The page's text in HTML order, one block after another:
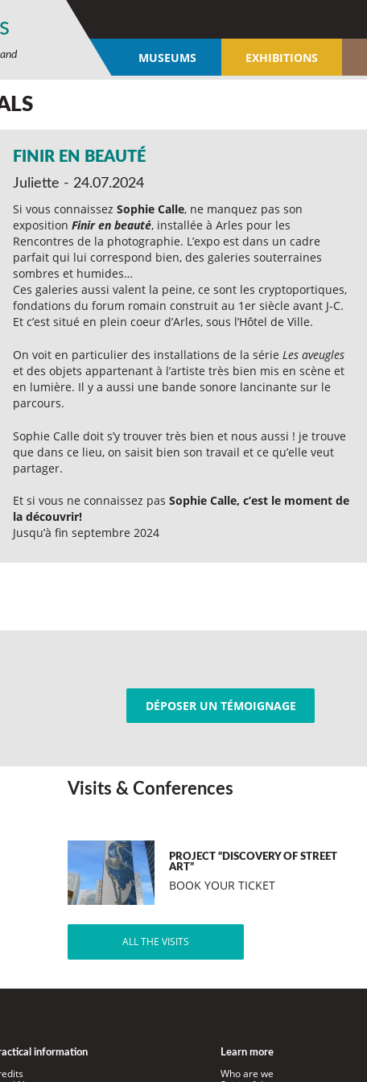
MUSEUMS EXHIBITIONS
FINIR EN BEAUTÉ
Juliette - 24.07.2024
Si vous connaissez Sophie Calle, ne manquez pas son
exposition Finir en beauté, installée à Arles pour les
Rencontres de la photographie. L’expo est dans un cadre
parfait qui lui correspond bien, des galeries souterraines
sombres et humides…
Ces galeries aussi valent la peine, ce sont les cryptoportiques,
fondations du forum romain construit au 1er siècle avant J-C.
Et c’est situé en plein coeur d’Arles, sous l’Hôtel de Ville.
On voit en particulier des installations de la série Les aveugles
et des objets appartenant à l’artiste très bien mis en scène et
en lumière. Il y a aussi une bande sonore lancinante sur le
parcours.
Sophie Calle doit s’y trouver très bien et nous aussi ! je trouve
que dans ce lieu, on saisit bien son travail et ce qu’elle veut
partager.
Et si vous ne connaissez pas Sophie Calle, c’est le moment de
la découvrir!
Jusqu’à fin septembre 2024
DÉPOSER UN TÉMOIGNAGE
Visits & Conferences
PROJECT “DISCOVERY OF STREET
ART”
BOOK YOUR TICKET
ALL THE VISITS
information Learn more
Who are we